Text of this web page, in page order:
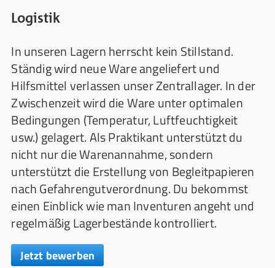
Logistik
In unseren Lagern herrscht kein Stillstand.
Ständig wird neue Ware angeliefert und
Hilfsmittel verlassen unser Zentrallager. In der
Zwischenzeit wird die Ware unter optimalen
Bedingungen (Temperatur, Luftfeuchtigkeit
usw.) gelagert. Als Praktikant unterstützt du
nicht nur die Warenannahme, sondern
unterstützt die Erstellung von Begleitpapieren
nach Gefahrengutverordnung. Du bekommst
einen Einblick wie man Inventuren angeht und
regelmäßig Lagerbestände kontrolliert.
Jetzt bewerben